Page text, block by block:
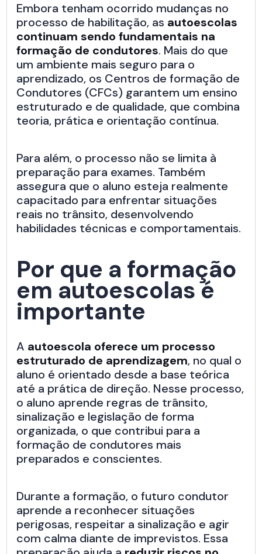
Embora tenham ocorrido mudanças no
processo de habilitação, as autoescolas
continuam sendo fundamentais na
formação de condutores. Mais do que
um ambiente mais seguro para o
aprendizado, os Centros de formação de
Condutores (CFCs) garantem um ensino
estruturado e de qualidade, que combina
teoria, prática e orientação contínua.
Para além, o processo não se limita à
preparação para exames. Também
assegura que o aluno esteja realmente
capacitado para enfrentar situações
reais no trânsito, desenvolvendo
habilidades técnicas e comportamentais.
Por que a formação
em autoescolas é
importante
A autoescola oferece um processo
estruturado de aprendizagem, no qual o
aluno é orientado desde a base teórica
até a prática de direção. Nesse processo,
o aluno aprende regras de trânsito,
sinalização e legislação de forma
organizada, o que contribui para a
formação de condutores mais
preparados e conscientes.
Durante a formação, o futuro condutor
aprende a reconhecer situações
perigosas, respeitar a sinalização e agir
com calma diante de imprevistos. Essa